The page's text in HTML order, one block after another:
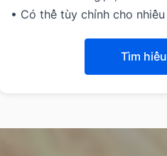
• Có thể tùy chỉnh cho
Tìm